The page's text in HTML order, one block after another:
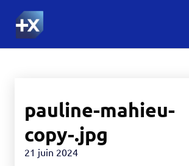
pauline-mahieu-
copy-.jpg
21 juin 2024